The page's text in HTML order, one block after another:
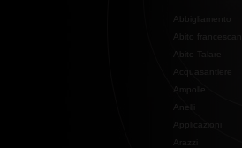
Abbigliamento
Abito francescano
Abito Talare
Acquasantiere
Ampolle
Anelli
Applicazioni
Arazzi